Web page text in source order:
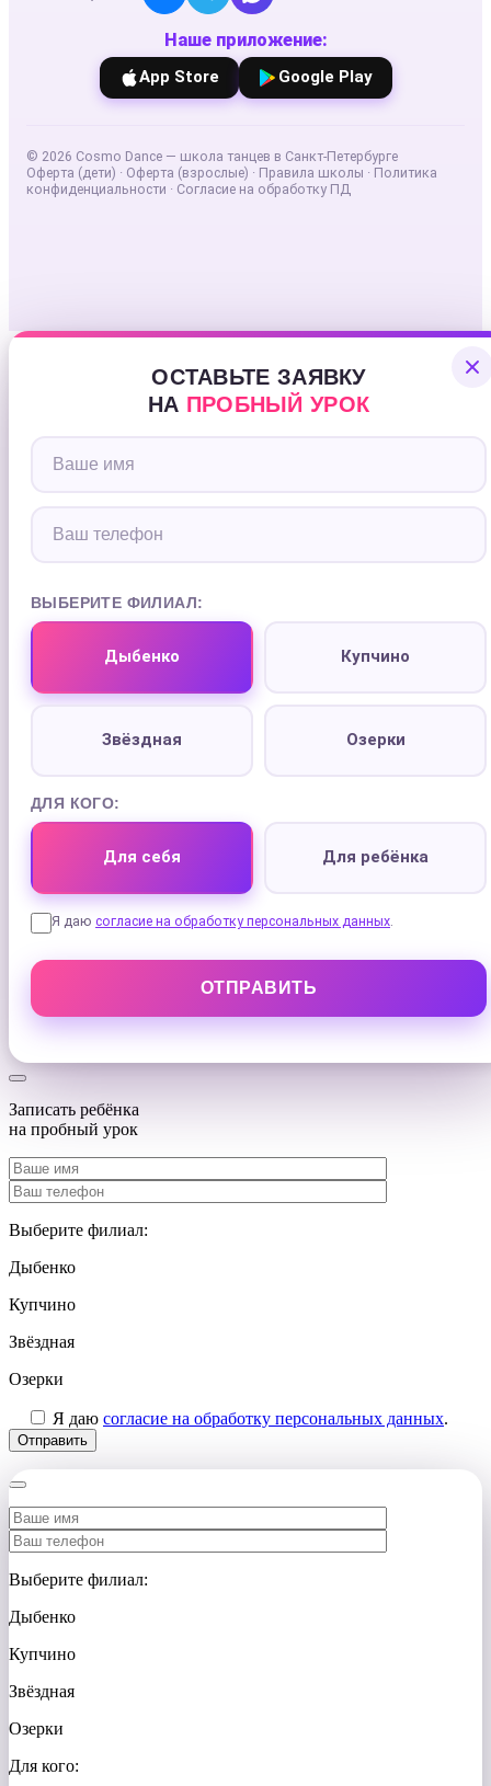
Наше приложение:
App Store Google Play
© 2026 Cosmo Dance — школа танцев в Санкт-Петербурге
Оферта (дети) · Оферта (взрослые) · Правила школы · Политика
конфиденциальности · Согласие на обработку ПД
ОСТАВЬТЕ ЗАЯВКУ
НА ПРОБНЫЙ УРОК
ВЫБЕРИТЕ ФИЛИАЛ:
Дыбенко Купчино
Звёздная Озерки
ДЛЯ КОГО:
Для себя Для ребёнка
Я даю согласие на обработку персональных данных
Записать ребёнка
на пробный урок
Выберите филиал:
Дыбенко
Купчино
Звёздная
Озерки
Я даю согласие на обработку персональных данных.
Выберите филиал:
Дыбенко
Купчино
Звёздная
Озерки
Для кого: